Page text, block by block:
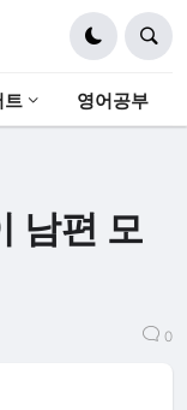
트 영어공부
남편 모
0